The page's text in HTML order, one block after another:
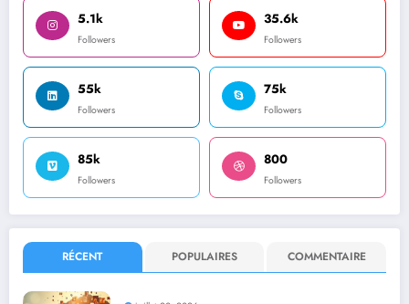
5.1k
Followers
35.6k
Followers
55k
Followers
75k
Followers
85k
Followers
800
Followers
RÉCENT POPULAIRES COMMENTAIRE